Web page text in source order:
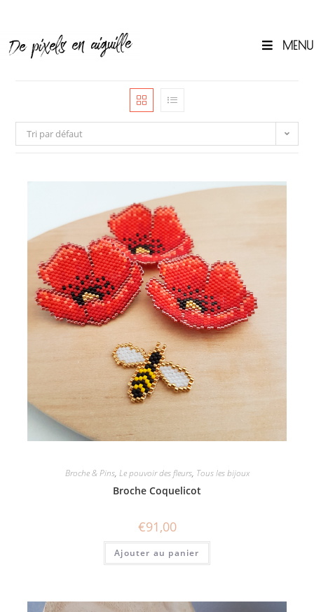
content
MENU
Tri par défaut
Broche & Pins, Le pouvoir des fleurs, Tous les bijoux
Broche Coquelicot
€91,00
Ajouter au panier